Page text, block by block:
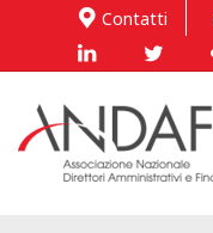
Contatti